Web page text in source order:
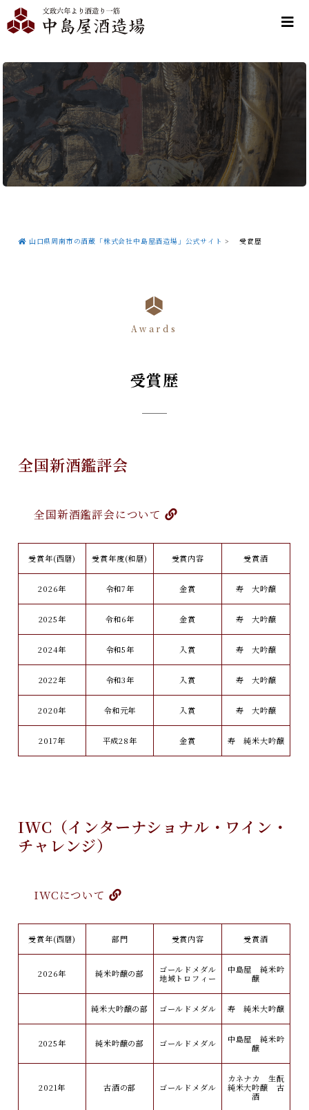
山口県周南市の酒蔵「株式会社中島屋酒造場」公式サイト > 受賞歴
Awards
受賞歴
全国新酒鑑評会
全国新酒鑑評会について
受賞年(西暦) 受賞年度(和暦) 受賞内容 受賞酒
2026年 令和7年 金賞 寿 大吟醸
2025年 令和6年 金賞 寿 大吟醸
2024年 令和5年 入賞 寿 大吟醸
2022年 令和3年 入賞 寿 大吟醸
2020年 令和元年 入賞 寿 大吟醸
2017年 平成28年 金賞 寿 純米大吟醸
IWC（インターナショナル・ワイン・
チャレンジ）
IWCについて
受賞年(西暦) 部門 受賞内容 受賞酒
2026年 純米吟醸の部
ゴールドメダル
地域トロフィー
中島屋 純米吟
醸
純米大吟醸の部 ゴールドメダル 寿 純米大吟醸
2025年 純米吟醸の部 ゴールドメダル
中島屋 純米吟
醸
2021年 古酒の部 ゴールドメダル
カネナカ 生酛
純米大吟醸 古
酒